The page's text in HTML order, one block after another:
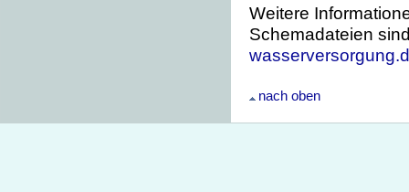
Weitere
Schemadateien
nach oben